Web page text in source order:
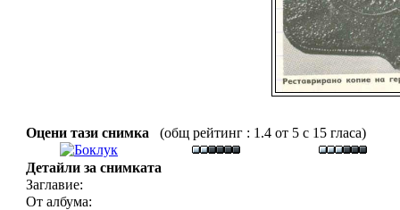
Оцени тази снимка (общ рейтинг : 1.4 от 5 с 15 гласа)
Детайли за снимката
Заглавие:
От албума: